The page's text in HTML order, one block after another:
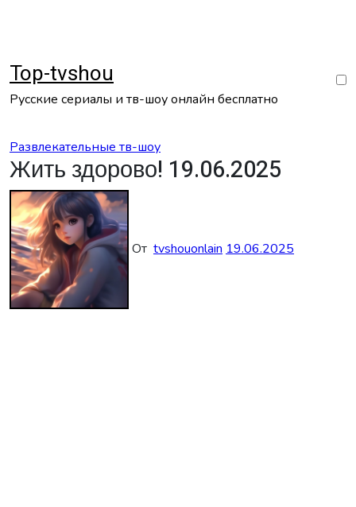
Top-tvshou
Русские сериалы и тв-шоу онлайн бесплатно
Развлекательные тв-шоу
Жить здорово! 19.06.2025
От tvshouonlain 19.06.2025